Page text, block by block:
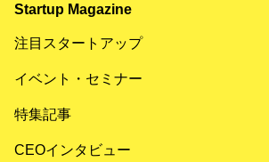
Startup Magazine
注目スタートアップ
イベント・セミナー
特集記事
CEOインタビュー